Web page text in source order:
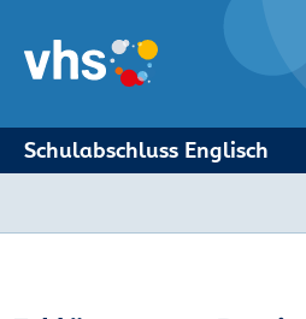
Schulabschluss Englisch